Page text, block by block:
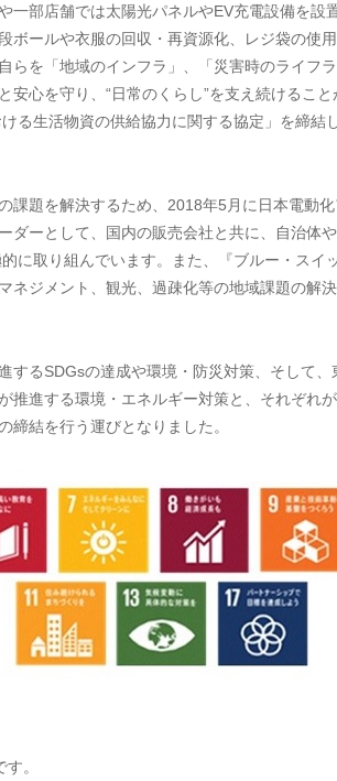
一部店舗では太陽光パネルやEV充電設備を設
ボールや衣服の回収・再資源化、レジ袋の使
らを「地域のインフラ」、「災害時のライフ
心を守り、“日常のくらし”を支え続けること
る生活物資の供給協力に関する協定」を締結
題を解決するため、2018年5月に日本電動化
ダーとして、国内の販売会社と共に、自治体
に取り組んでいます。また、『ブルー・スイ
ネジメント、観光、過疎化等の地域課題の解
るSDGsの達成や環境・防災対策、そして、
推進する環境・エネルギー対策と、それぞれ
結を行う運びとなりました。
。